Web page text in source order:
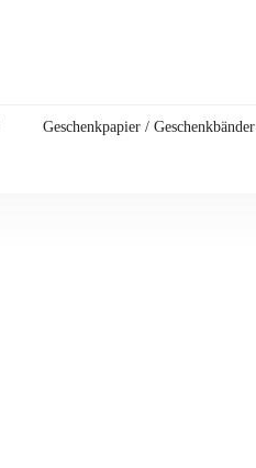
Geschenkpapier / Geschenkbänder